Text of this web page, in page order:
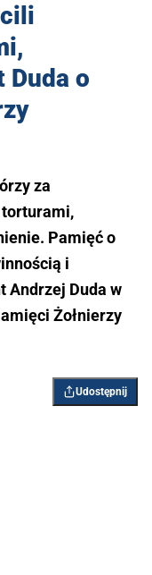
Duda o
za
torturami,
Pamięć o
i
Andrzej Duda w
Żołnierzy
Udostępnij